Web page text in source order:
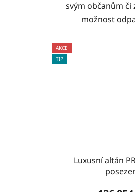
svým občanům či
možnost
AKCE
TIP
Luxusní altán